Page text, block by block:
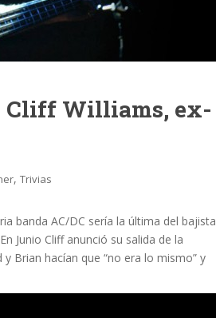
Cliff Williams, ex-
, Trivias
banda AC/DC sería la última del bajista
En Junio Cliff anunció su salida de la
Brian hacían que “no era lo mismo” y